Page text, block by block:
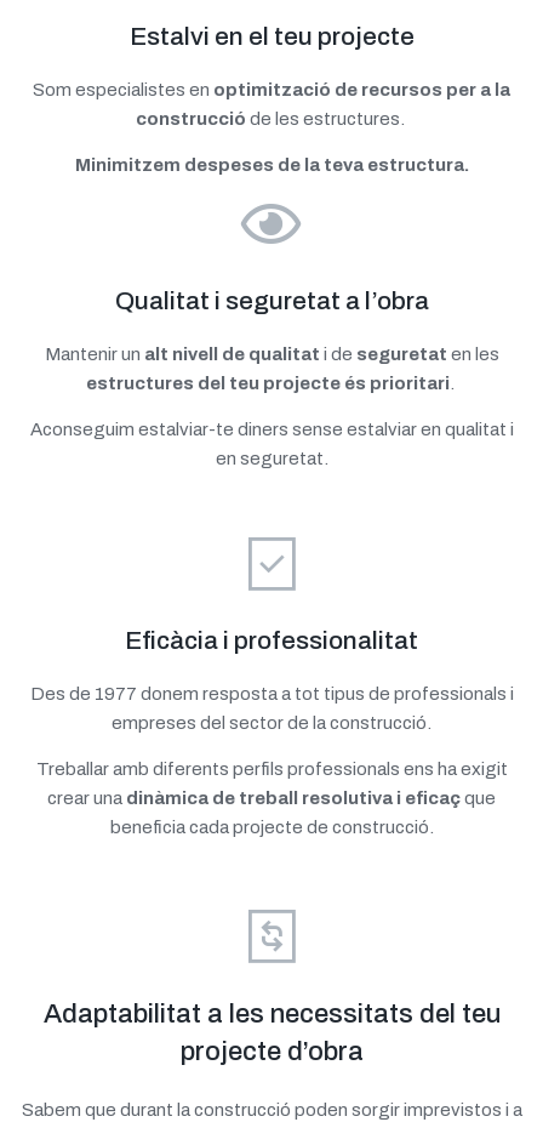
Estalvi en el teu projecte
Som especialistes en optimització de recursos per a la
construcció de les estructures.
Minimitzem despeses de la teva estructura.
Qualitat i seguretat a l’obra
Mantenir un alt nivell de qualitat i de seguretat en les
estructures del teu projecte és prioritari.
Aconseguim estalviar-te diners sense estalviar en qualitat i
en seguretat.
Eficàcia i professionalitat
Des de 1977 donem resposta a tot tipus de professionals i
empreses del sector de la construcció.
Treballar amb diferents perfils professionals ens ha exigit
crear una dinàmica de treball resolutiva i eficaçque
beneficia cada projecte de construcció.
Adaptabilitat a les necessitats del teu
projecte d’obra
Sabem que durant la construcció poden sorgir imprevistos i a